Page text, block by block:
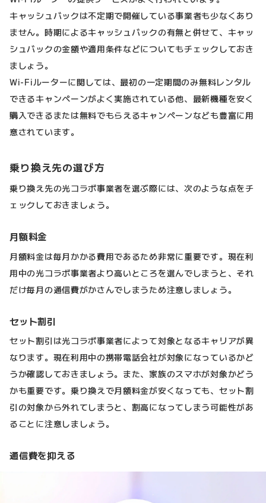
キャッシュバックは不定期で開催している事業者も少なくあり
ません。時期によるキャッシュバックの有無と併せて、キャッ
シュバックの金額や適用条件などについてもチェックしておき
ましょう。
Wi-Fiルーターに関しては、最初の一定期間のみ無料レンタル
できるキャンペーンがよく実施されている他、最新機種を安く
購入できるまたは無料でもらえるキャンペーンなども豊富に用
意されています。
乗り換え先の選び方
乗り換え先の光コラボ事業者を選ぶ際には、次のような点をチ
ェックしておきましょう。
月額料金
月額料金は毎月かかる費用であるため非常に重要です。現在利
用中の光コラボ事業者より高いところを選んでしまうと、それ
だけ毎月の通信費がかさんでしまうため注意しましょう。
セット割引
セット割引は光コラボ事業者によって対象となるキャリアが異
なります。現在利用中の携帯電話会社が対象になっているかど
うか確認しておきましょう。また、家族のスマホが対象かどう
かも重要です。乗り換えで月額料金が安くなっても、セット割
引の対象から外れてしまうと、割高になってしまう可能性があ
ることに注意しましょう。
通信費を抑える